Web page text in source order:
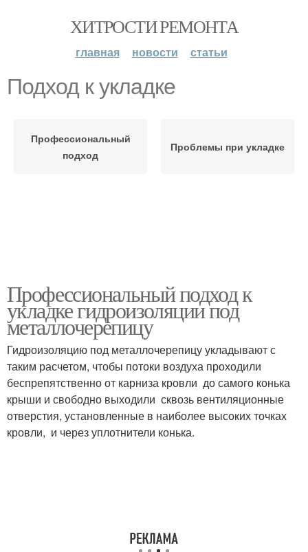
ХИТРОСТИ РЕМОНТА
главная новости статьи
Подход к укладке
Профессиональный
подход
Проблемы при укладке
Профессиональный подход к
укладке гидроизоляции под
металлочерепицу
Гидроизоляцию под металлочерепицу укладывают с
таким расчетом, чтобы потоки воздуха проходили
беспрепятственно от карниза кровли до самого конька
крыши и свободно выходили сквозь вентиляционные
отверстия, установленные в наиболее высоких точках
кровли, и через уплотнители конька.